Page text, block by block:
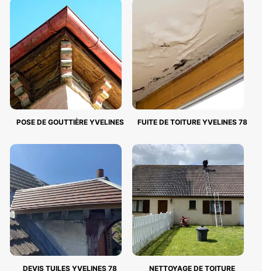
POSE DE GOUTTIÈRE YVELINES FUITE DE TOITURE YVELINES 78
DEVIS TUILES YVELINES 78
NETTOYAGE DE TOITURE